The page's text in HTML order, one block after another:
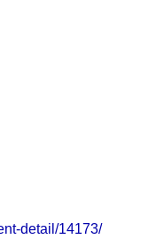
detail/14173/